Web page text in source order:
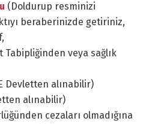
(Doldurup resminizi
beraberinizde getiriniz,
Tabipliğinden veya sağlık
Devletten alınabilir)
alınabilir)
cezaları olmadığına